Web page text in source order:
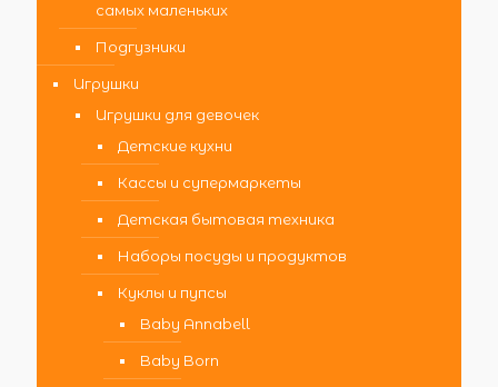
самых маленьких
Подгузники
Игрушки
Игрушки для девочек
Детские кухни
Кассы и супермаркеты
Детская бытовая техника
Наборы посуды и продуктов
Куклы и пупсы
Baby Annabell
Baby Born